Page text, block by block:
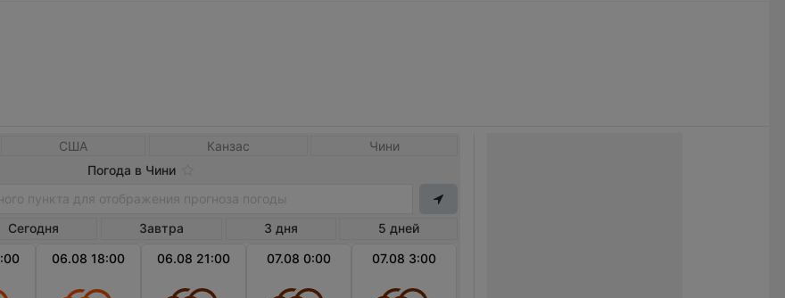
США Канзас
Чини
Погода в Чини
Сегодня Завтра 3 дня
5 дней
06.08 18:00 06.08 21:00 07.08 0:00 07.08 3:00